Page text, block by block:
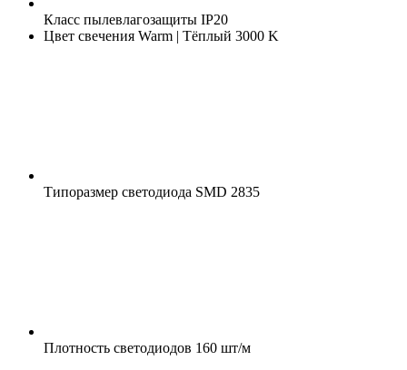
Класс пылевлагозащиты IP20
Цвет свечения Warm | Тёплый 3000 K
Типоразмер светодиода SMD 2835
Плотность светодиодов 160 шт/м